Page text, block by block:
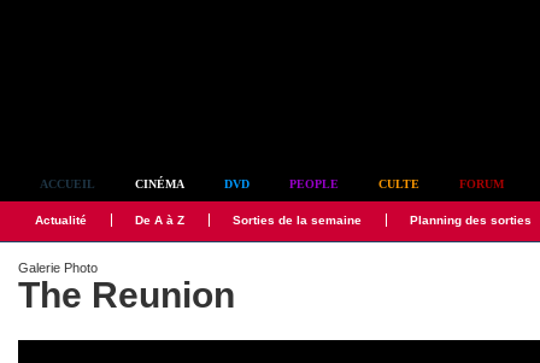
ACCUEIL CINÉMA DVD PEOPLE CULTE FORUM
Actualité De A à Z Sorties de la semaine Planning des sorties
Galerie Photo
The Reunion